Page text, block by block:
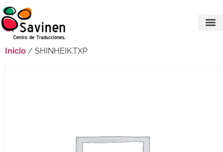
Inicio / SHINHEIK.TXP